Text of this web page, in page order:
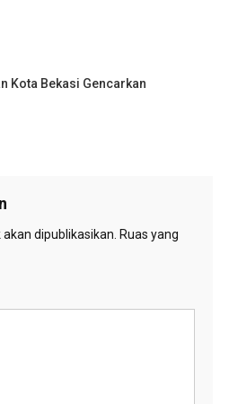
Kota Bekasi Gencarkan
dipublikasikan. Ruas yang